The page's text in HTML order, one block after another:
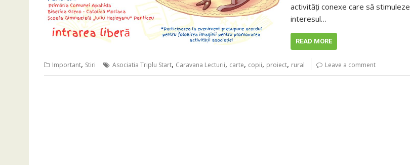
activități conexe care să stimuleze
interesul…
READ MORE
Important, Stiri Asociatia Triplu Start, Caravana Lecturii, carte, copii, proiect, rural Leave a comment